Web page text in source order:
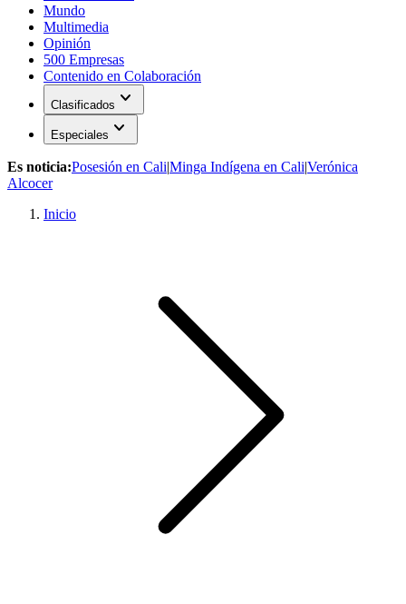
Mundo
Multimedia
Opinión
500 Empresas
Contenido en Colaboración
Clasificados expand_more
Especiales expand_more
Es noticia:Posesión en Cali|Minga Indígena en Cali|Verónica
Alcocer
Inicio